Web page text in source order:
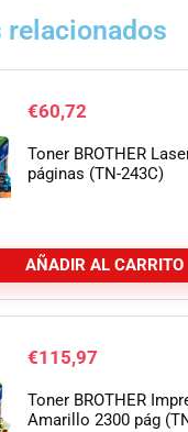
relacionados
€60,72
Toner BROTHER
páginas (TN-243C)
AÑADIR AL CARRITO
€115,97
Toner BROTHER
Amarillo 2300 pág